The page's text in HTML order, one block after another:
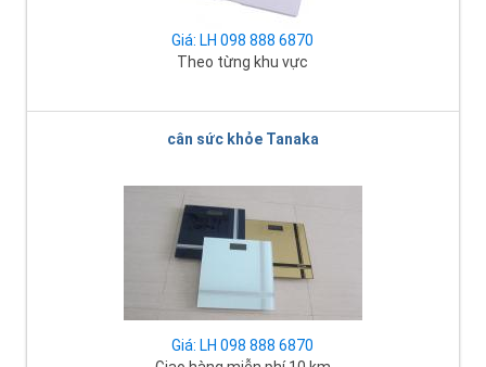
Giá: LH 098 888 6870
Theo từng khu vực
cân sức khỏe Tanaka
Giá: LH 098 888 6870